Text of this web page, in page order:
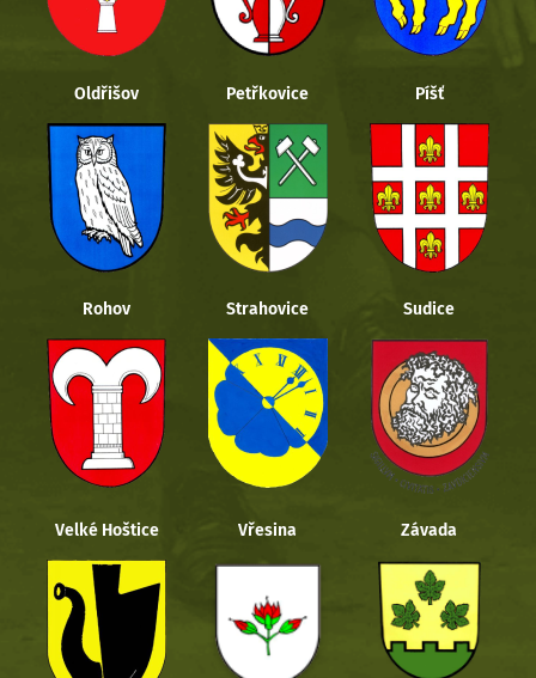
Oldřišov Petřkovice Píšť
Rohov Strahovice Sudice
Velké Hoštice Vřesina Závada